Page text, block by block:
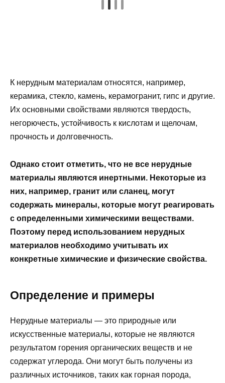
К нерудным материалам относятся, например,
керамика, стекло, камень, керамогранит, гипс и другие.
Их основными свойствами являются твердость,
негорючесть, устойчивость к кислотам и щелочам,
прочность и долговечность.
Однако стоит отметить, что не все нерудные
материалы являются инертными. Некоторые из
них, например, гранит или сланец, могут
содержать минералы, которые могут реагировать
с определенными химическими веществами.
Поэтому перед использованием нерудных
материалов необходимо учитывать их
конкретные химические и физические свойства.
Определение и примеры
Нерудные материалы — это природные или
искусственные материалы, которые не являются
результатом горения органических веществ и не
содержат углерода. Они могут быть получены из
различных источников, таких как горная порода,